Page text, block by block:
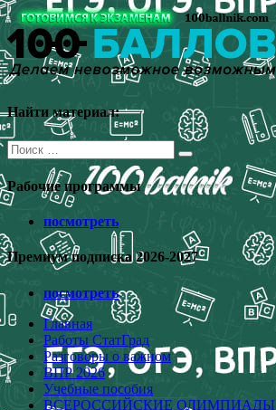
Перейти
к
содержимому
Найти материал:
Поиск
для:
Рабочие программы
посмотреть
Премиум подписка 2026-2027
посмотреть
Главная
Работы СтатГрад
Разговоры о важном
ВПР 2026
Учебные пособия
ВСЕРОССИЙСКИЕ ОЛИМПИАДЫ